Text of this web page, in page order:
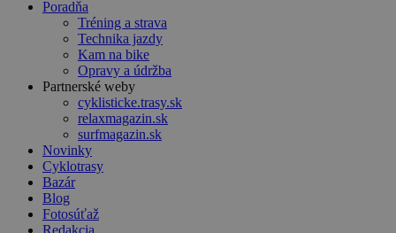
Poradňa
Tréning a strava
Technika jazdy
Kam na bike
Opravy a údržba
Partnerské weby
cyklisticke.trasy.sk
relaxmagazin.sk
surfmagazin.sk
Novinky
Cyklotrasy
Bazár
Blog
Fotosúťaž